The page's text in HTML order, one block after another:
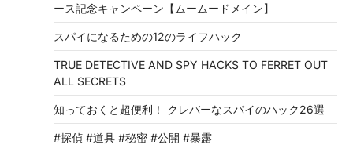
ース記念キャンペーン【ムームードメイン】
スパイになるための12のライフハック
TRUE DETECTIVE AND SPY HACKS TO FERRET OUT
ALL SECRETS
知っておくと超便利！ クレバーなスパイのハック26選
#探偵 #道具 #秘密 #公開 #暴露